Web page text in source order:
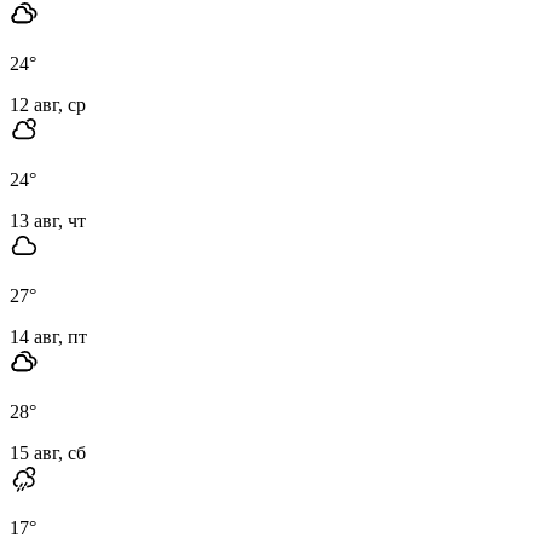
24°
12 авг, ср
24°
13 авг, чт
27°
14 авг, пт
28°
15 авг, сб
17°